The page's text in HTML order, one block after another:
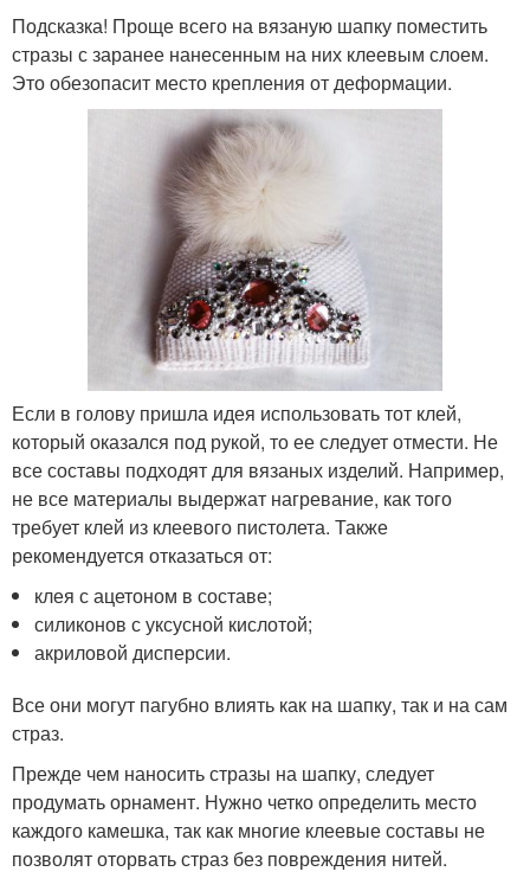
Подсказка! Проще всего на вязаную шапку поместить
стразы с заранее нанесенным на них клеевым слоем.
Это обезопасит место крепления от деформации.
Если в голову пришла идея использовать тот клей,
который оказался под рукой, то ее следует отмести. Не
все составы подходят для вязаных изделий. Например,
не все материалы выдержат нагревание, как того
требует клей из клеевого пистолета. Также
рекомендуется отказаться от:
клея с ацетоном в составе;
силиконов с уксусной кислотой;
акриловой дисперсии.
Все они могут пагубно влиять как на шапку, так и на сам
страз.
Прежде чем наносить стразы на шапку, следует
продумать орнамент. Нужно четко определить место
каждого камешка, так как многие клеевые составы не
позволят оторвать страз без повреждения нитей.